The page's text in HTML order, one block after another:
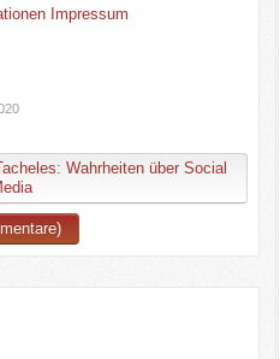
Wahrheiten über Social
Impressum